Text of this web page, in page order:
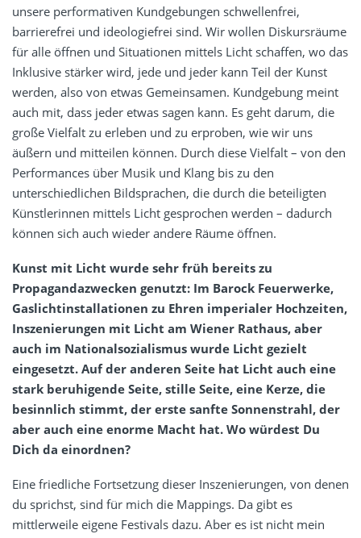
unsere performativen Kundgebungen schwellenfrei,
barrierefrei und ideologiefrei sind. Wir wollen Diskursräume
für alle öffnen und Situationen mittels Licht schaffen, wo das
Inklusive stärker wird, jede und jeder kann Teil der Kunst
werden, also von etwas Gemeinsamen. Kundgebung meint
auch mit, dass jeder etwas sagen kann. Es geht darum, die
große Vielfalt zu erleben und zu erproben, wie wir uns
äußern und mitteilen können. Durch diese Vielfalt – von den
Performances über Musik und Klang bis zu den
unterschiedlichen Bildsprachen, die durch die beteiligten
Künstlerinnen mittels Licht gesprochen werden – dadurch
können sich auch wieder andere Räume öffnen.
Kunst mit Licht wurde sehr früh bereits zu
Propagandazwecken genutzt: Im Barock Feuerwerke,
Gaslichtinstallationen zu Ehren imperialer Hochzeiten,
Inszenierungen mit Licht am Wiener Rathaus, aber
auch im Nationalsozialismus wurde Licht gezielt
eingesetzt. Auf der anderen Seite hat Licht auch eine
stark beruhigende Seite, stille Seite, eine Kerze, die
besinnlich stimmt, der erste sanfte Sonnenstrahl, der
aber auch eine enorme Macht hat. Wo würdest Du
Dich da einordnen?
Eine friedliche Fortsetzung dieser Inszenierungen, von denen
du sprichst, sind für mich die Mappings. Da gibt es
mittlerweile eigene Festivals dazu. Aber es ist nicht mein